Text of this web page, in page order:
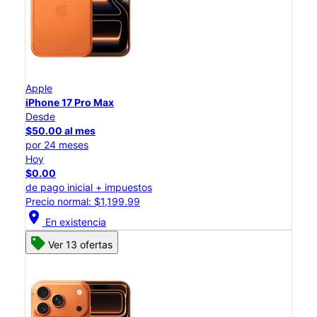
Apple
iPhone 17 Pro Max
Desde
$50.00 al mes
por 24 meses
Hoy
$0.00
de pago inicial + impuestos
Precio normal: $1,199.99
location_on En existencia
Ver 13 ofertas